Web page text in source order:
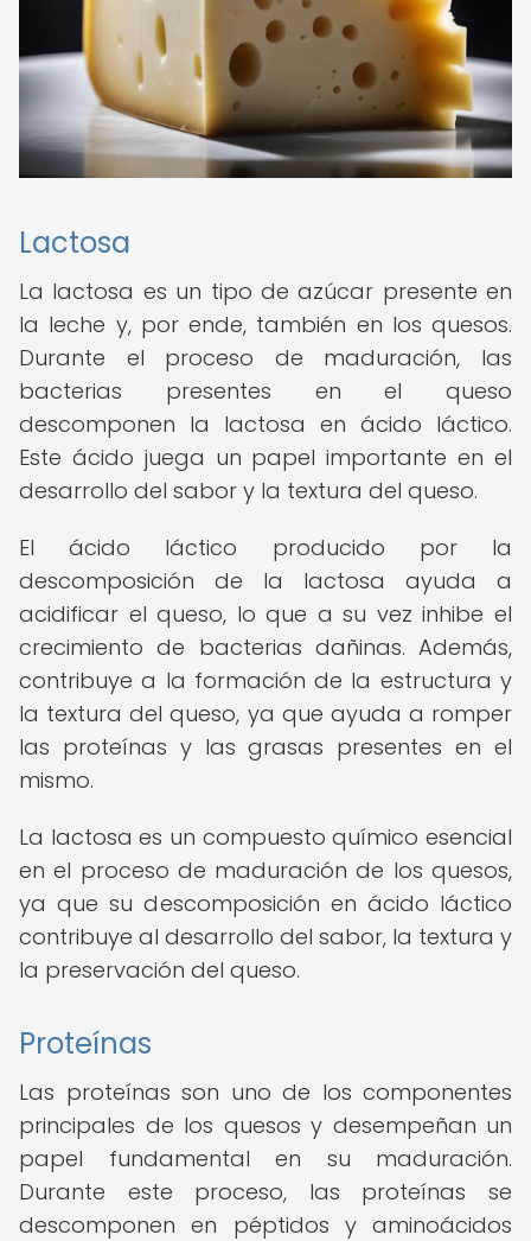
Lactosa
La lactosa es un tipo de azúcar presente en
la leche y, por ende, también en los quesos.
Durante el proceso de maduración, las
bacterias presentes en el queso
descomponen la lactosa en ácido láctico.
Este ácido juega un papel importante en el
desarrollo del sabor y la textura del queso.
El ácido láctico producido por la
descomposición de la lactosa ayuda a
acidificar el queso, lo que a su vez inhibe el
crecimiento de bacterias dañinas. Además,
contribuye a la formación de la estructura y
la textura del queso, ya que ayuda a romper
las proteínas y las grasas presentes en el
mismo.
La lactosa es un compuesto químico esencial
en el proceso de maduración de los quesos,
ya que su descomposición en ácido láctico
contribuye al desarrollo del sabor, la textura y
la preservación del queso.
Proteínas
Las proteínas son uno de los componentes
principales de los quesos y desempeñan un
papel fundamental en su maduración.
Durante este proceso, las proteínas se
descomponen en péptidos y aminoácidos